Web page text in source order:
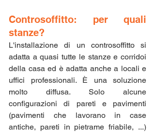
Controsoffitto: per quali
stanze?
L'installazione di un controsoffitto si
adatta a quasi tutte le stanze e corridoi
della casa ed è adatta anche a locali e
uffici professionali. È una soluzione
molto diffusa. Solo alcune
configurazioni di pareti e pavimenti
(pavimenti che lavorano in case
antiche, pareti in pietrame friabile, ...)